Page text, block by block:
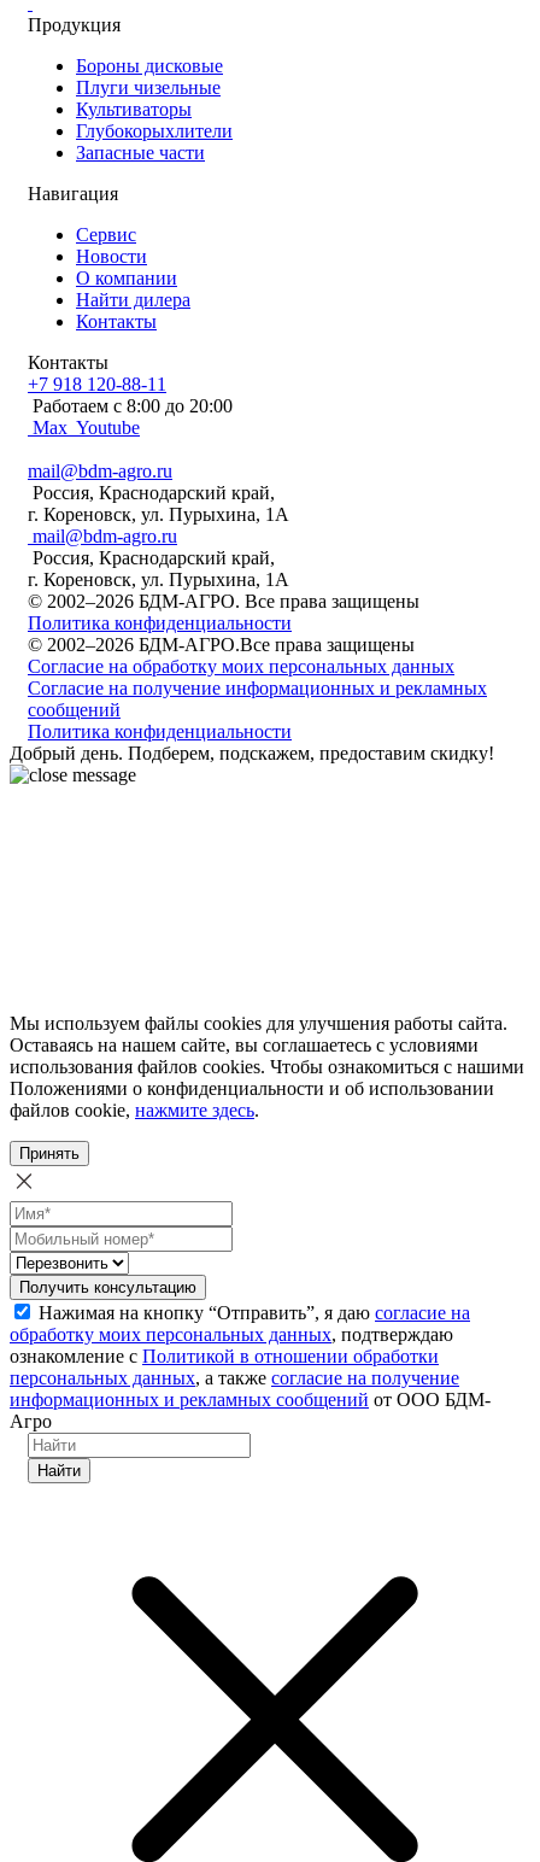
Продукция
Бороны дисковые
Плуги чизельные
Культиваторы
Глубокорыхлители
Запасные части
Навигация
Сервис
Новости
О компании
Найти дилера
Контакты
Контакты
+7 918 120-88-11
Работаем c 8:00 до 20:00
Max Youtube
mail@bdm-agro.ru
Россия, Краснодарский край,
г. Кореновск, ул. Пурыхина, 1А
mail@bdm-agro.ru
Россия, Краснодарский край,
г. Кореновск, ул. Пурыхина, 1А
© 2002–2026 БДМ-АГРО. Все права защищены
Политика конфиденциальности
© 2002–2026 БДМ-АГРО.Все права защищены
Согласие на обработку моих персональных данных
Согласие на получение информационных и рекламных
сообщений
Политика конфиденциальности
Добрый день. Подберем, подскажем, предоставим скидку!
Мы используем файлы cookies для улучшения работы сайта.
Оставаясь на нашем сайте, вы соглашаетесь с условиями
использования файлов cookies. Чтобы ознакомиться с нашими
Положениями о конфиденциальности и об использовании
файлов cookie, нажмите здесь.
Принять
Получить консультацию
Нажимая на кнопку “Отправить”, я даю согласие на
обработку моих персональных данных, подтверждаю
ознакомление с Политикой в отношении обработки
персональных данных, а также согласие на получение
информационных и рекламных сообщений от ООО БДМ-
Агро
Найти